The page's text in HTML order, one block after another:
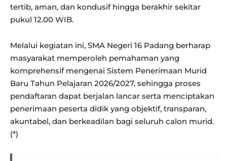
tertib, aman, dan kondusif hingga berakhir sekitar
pukul 12.00 WIB.
Melalui kegiatan ini, SMA Negeri 16 Padang berharap
masyarakat memperoleh pemahaman yang
komprehensif mengenai Sistem Penerimaan Murid
Baru Tahun Pelajaran 2026/2027, sehingga proses
pendaftaran dapat berjalan lancar serta menciptakan
penerimaan peserta didik yang objektif, transparan,
akuntabel, dan berkeadilan bagi seluruh calon murid.
(*)